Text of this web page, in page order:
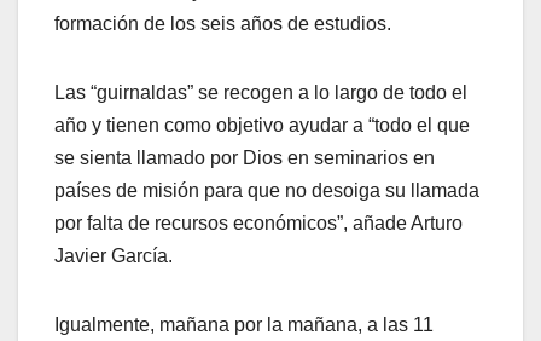
formación de los seis años de estudios.
Las “guirnaldas” se recogen a lo largo de todo el
año y tienen como objetivo ayudar a “todo el que
se sienta llamado por Dios en seminarios en
países de misión para que no desoiga su llamada
por falta de recursos económicos”, añade Arturo
Javier García.
Igualmente, mañana por la mañana, a las 11